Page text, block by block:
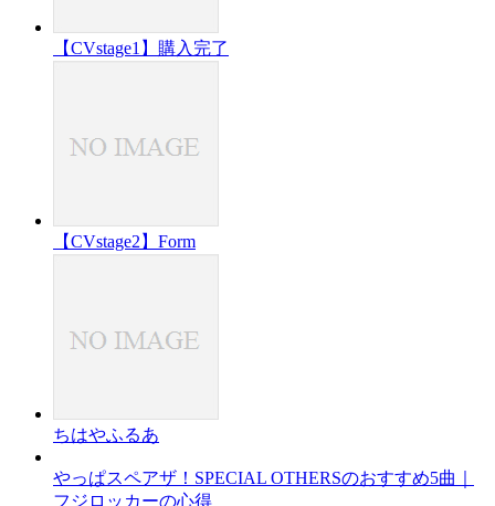
【CVstage1】購入完了
【CVstage2】Form
ちはやふるあ
やっぱスペアザ！SPECIAL OTHERSのおすすめ5曲｜
フジロッカーの心得